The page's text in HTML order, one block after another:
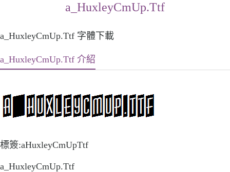
a_HuxleyCmUp.Ttf
a_HuxleyCmUp.Ttf 字體下載
a_HuxleyCmUp.Ttf 介紹
標簽:aHuxleyCmUpTtf
a_HuxleyCmUp.Ttf